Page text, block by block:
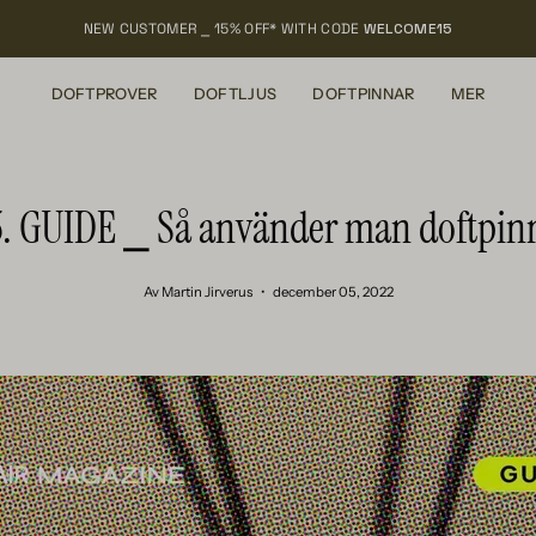
NEW CUSTOMER ⎯ 15% OFF* WITH CODE WELCOME15
DOFTPROVER DOFTLJUS DOFTPINNAR MER
GUIDE ⎯ Så använder man
Av Martin Jirverus december 05, 2022